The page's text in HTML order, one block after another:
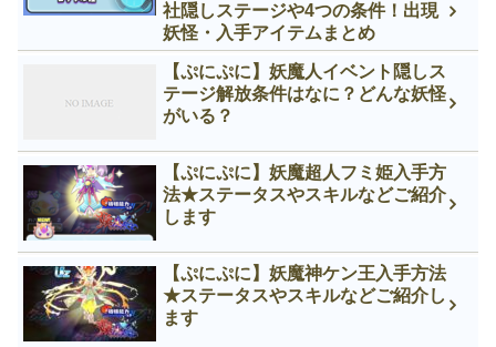
社隠しステージや4つの条件！出現
妖怪・入手アイテムまとめ
【ぷにぷに】妖魔人イベント隠しス
テージ解放条件はなに？どんな妖怪
がいる？
【ぷにぷに】妖魔超人フミ姫入手方
法★ステータスやスキルなどご紹介
します
【ぷにぷに】妖魔神ケン王入手方法
★ステータスやスキルなどご紹介し
ます